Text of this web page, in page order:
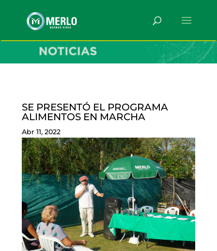
SE PRESENTÓ EL PROGRAMA
ALIMENTOS EN MARCHA
Abr 11, 2022